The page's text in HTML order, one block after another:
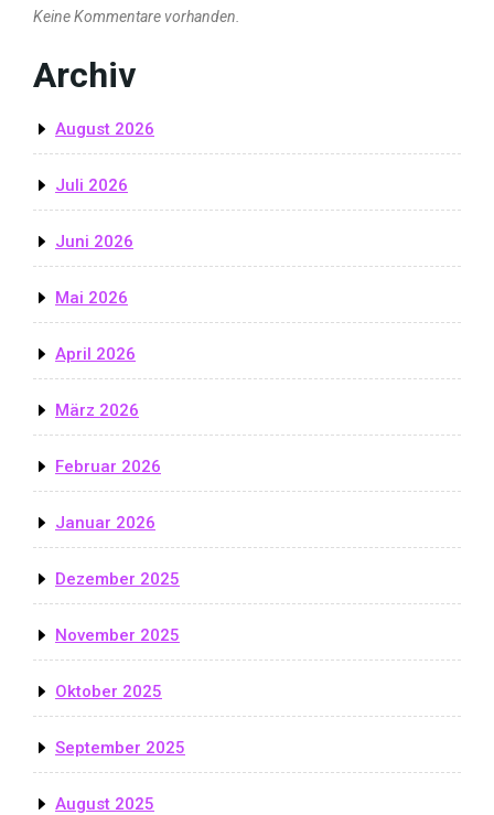
Keine Kommentare vorhanden.
Archiv
August 2026
Juli 2026
Juni 2026
Mai 2026
April 2026
März 2026
Februar 2026
Januar 2026
Dezember 2025
November 2025
Oktober 2025
September 2025
August 2025